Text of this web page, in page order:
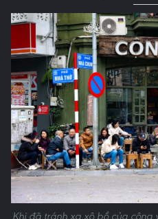
Khi đã tránh xa xô bồ của công